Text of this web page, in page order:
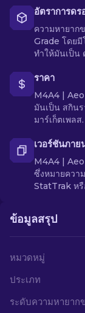
อัตราการดร
ความหายา
Grade โดยมี
ทำให้มันเป็น
ราคา
M4A4 |
มันเป็น สกิน
มาร์เก็ตเพลส.
เวอร์ชันภาย
M4A4 |
ซึ่งหมายควา
StatTrak ห
ข้อมูลสรุป
หมวดหมู่
ประเภท
ระดับความหายาก